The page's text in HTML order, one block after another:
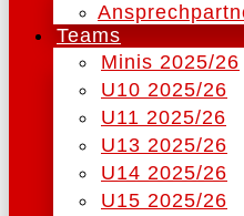
Teams
Minis 2025/26
U10 2025/26
U11 2025/26
U13 2025/26
U14 2025/26
U15 2025/26